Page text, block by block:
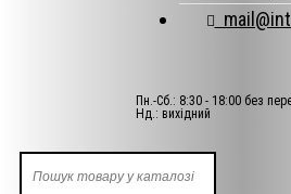
Пн.-Сб.: 8:30 - 18:00 без
Нд.: вихідний